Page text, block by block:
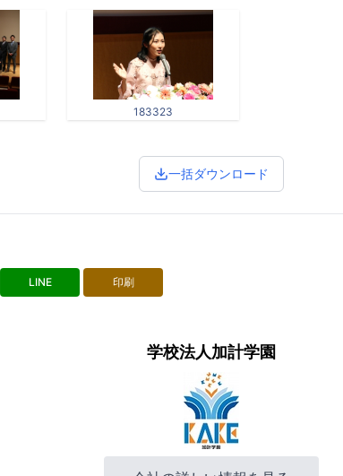
183323
一括ダウンロード
LINE 印刷
学校法人加計学園